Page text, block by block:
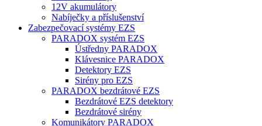
12V akumulátory
Nabíječky a příslušenství
Zabezpečovací systémy EZS
PARADOX systém EZS
Ústředny PARADOX
Klávesnice PARADOX
Detektory EZS
Sirény pro EZS
PARADOX bezdrátové EZS
Bezdrátové EZS detektory
Bezdrátové sirény
Komunikátory PARADOX